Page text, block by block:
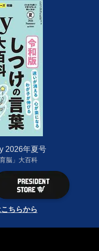
2026年夏号
脳」大百科
ちらから